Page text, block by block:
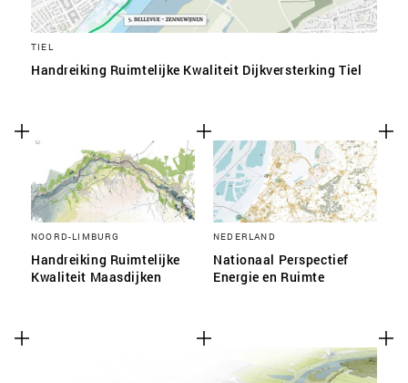
TIEL
Handreiking Ruimtelijke Kwaliteit Dijkversterking Tiel
NOORD-LIMBURG
Handreiking Ruimtelijke
Kwaliteit Maasdijken
NEDERLAND
Nationaal Perspectief
Energie en Ruimte